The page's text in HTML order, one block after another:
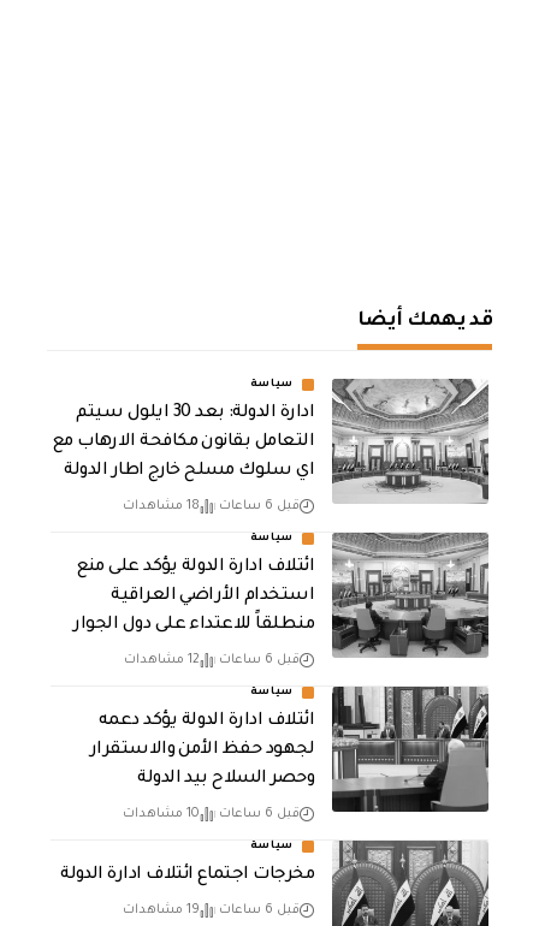
قد يهمك أيضا
سياسة
ادارة الدولة: بعد 30 ايلول سيتم
التعامل بقانون مكافحة الارهاب مع
اي سلوك مسلح خارج اطار الدولة
قبل 6 ساعات 18 مشاهدات
سياسة
ائتلاف ادارة الدولة يؤكد على منع
استخدام الأراضي العراقية
منطلقاً للاعتداء على دول الجوار
قبل 6 ساعات 12 مشاهدات
سياسة
ائتلاف ادارة الدولة يؤكد دعمه
لجهود حفظ الأمن والاستقرار
وحصر السلاح بيد الدولة
قبل 6 ساعات 10 مشاهدات
سياسة
مخرجات اجتماع ائتلاف ادارة الدولة
قبل 6 ساعات 19 مشاهدات